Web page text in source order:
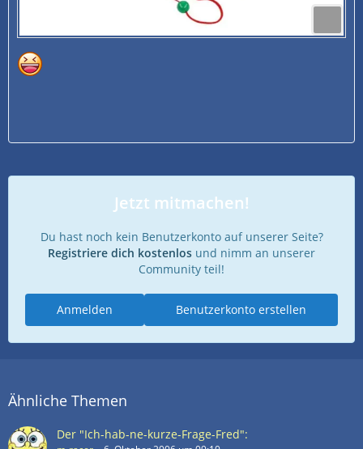
Jetzt mitmachen!
Du hast noch kein Benutzerkonto auf unserer Seite?
Registriere dich kostenlos und nimm an unserer
Community teil!
Benutzerkonto erstellen
Anmelden
Ähnliche Themen
Der "Ich-hab-ne-kurze-Frage-Fred":